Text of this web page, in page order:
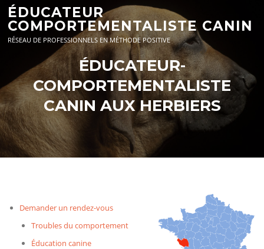
Aller
contenu
ÉDUCATEUR
COMPORTEMENTALISTE CANIN
RÉSEAU DE PROFESSIONNELS EN MÉTHODE POSITIVE
ÉDUCATEUR-
COMPORTEMENTALISTE
CANIN AUX HERBIERS
Demander un rendez-vous
Troubles du comportement
Éducation canine